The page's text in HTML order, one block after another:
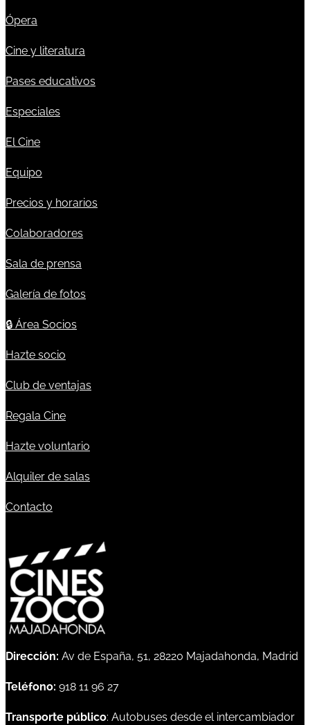
Ópera
Cine y literatura
Pases educativos
Especiales
El Cine
Equipo
Precios y horarios
Colaboradores
Sala de prensa
Galería de fotos
🔒 Área Socios
Hazte socio
Club de ventajas
Regala Cine
Hazte voluntario
Alquiler de salas
Contacto
Dirección: Av de España, 51, 28220 Majadahonda, Madrid
Teléfono: 918 11 96 27
Transporte público: Autobuses desde el intercambiador